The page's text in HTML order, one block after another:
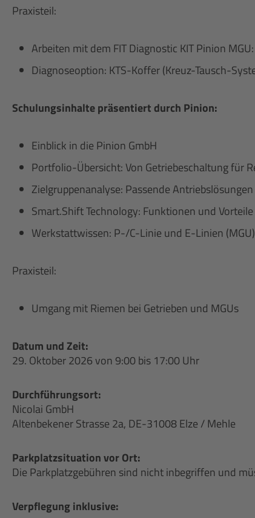
Praxisteil:
Arbeiten mit dem FIT Diagnostic KIT Pinion
Diagnoseoption: KTS-Koffer (Kreuz-Tausch-
Schulungsinhalte präsentiert durch Pinion:
Einblick in die Pinion GmbH
Portfolio-Übersicht: Von Getriebeschaltung für
Zielgruppenanalyse: Passende
Smart.Shift Technology: Funktionen und Vorteile
Werkstattwissen: P-/C-Linie und E-Linien (MGU)
Praxisteil:
Umgang mit Riemen bei Getrieben und MGUs
Datum und Zeit:
29. Oktober 2026 von 9:00 bis 17:00 Uhr
Durchführungsort:
Nicolai GmbH
Altenbekener Strasse 2a, DE-31008 Elze / Mehle
Parkplatzsituation vor Ort:
Die Parkplatzgebühren sind nicht inbegriffen und
Verpflegung inklusive: